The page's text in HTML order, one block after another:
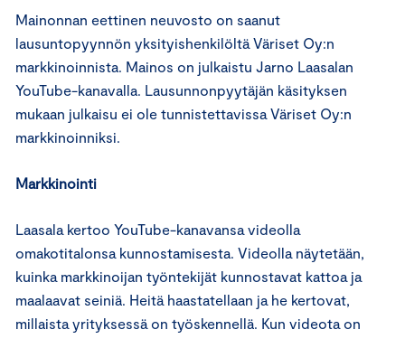
Mainonnan eettinen neuvosto on saanut
lausuntopyynnön yksityishenkilöltä Väriset Oy:n
markkinoinnista. Mainos on julkaistu Jarno Laasalan
YouTube-kanavalla. Lausunnonpyytäjän käsityksen
mukaan julkaisu ei ole tunnistettavissa Väriset Oy:n
markkinoinniksi.
Markkinointi
Laasala kertoo YouTube-kanavansa videolla
omakotitalonsa kunnostamisesta. Videolla näytetään,
kuinka markkinoijan työntekijät kunnostavat kattoa ja
maalaavat seiniä. Heitä haastatellaan ja he kertovat,
millaista yrityksessä on työskennellä. Kun videota on